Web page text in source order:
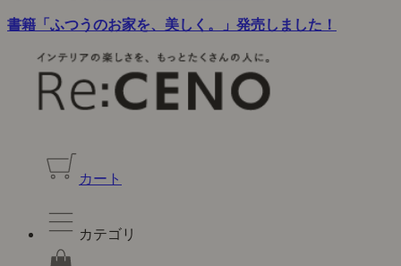
書籍「ふつうのお家を、美しく。」発売しました！
カート
カテゴリ